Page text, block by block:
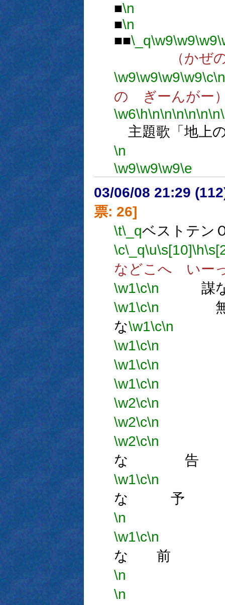
■\n
■\n
■■\_q\w9\w9\w9
（かぜのな
\w9\w9\w9\w9\c\n
の ぎーんがー
\w6\h\n\n\n\n\n\n
主題歌「地上
\n
\w9\w9\w9\e
03/06/08 21:29
票: 26]
\t\_qベストテン
\c\_q\u\s[10]\h
などこへ いー
\w1\c\n 謀
\w1\c\n 無
な\w1\c\n
\w1\c\n
\w1\c\n
\w1\c\n
\w2\c\n
\w2\c\n
\w2\c\n
な 告
\w1\c\n
な 予
\n
\w1\c\n
な 前
\n
\n